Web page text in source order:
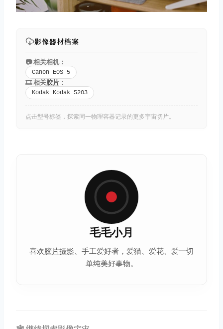
影像器材档案
📷 相关相机：
Canon EOS 5
🎞️ 相关胶片 ：
Kodak Kodak 5203
点击型号标签，探索同一物理容器记录的更多宇宙切片。
毛毛小月
喜欢胶片摄影、手工爱好者，爱猫、爱花、爱一切
单纯美好事物。